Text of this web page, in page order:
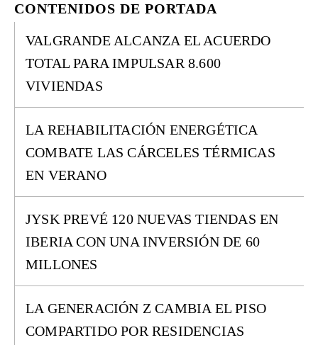
CONTENIDOS DE PORTADA
VALGRANDE ALCANZA EL ACUERDO
TOTAL PARA IMPULSAR 8.600
VIVIENDAS
LA REHABILITACIÓN ENERGÉTICA
COMBATE LAS CÁRCELES TÉRMICAS
EN VERANO
JYSK PREVÉ 120 NUEVAS TIENDAS EN
IBERIA CON UNA INVERSIÓN DE 60
MILLONES
LA GENERACIÓN Z CAMBIA EL PISO
COMPARTIDO POR RESIDENCIAS